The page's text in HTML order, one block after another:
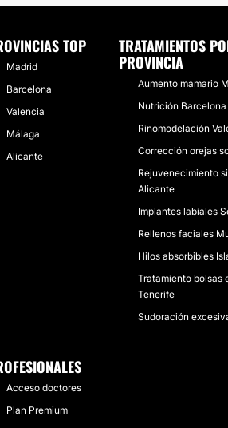
TOP
Madrid
Barcelona
Valencia
Málaga
Alicante
TRATAMIENTOS
PROVINCIA
Aumento mamario
Nutrición Barcelona
Rinomodelación
Corrección orejas
Rejuvenecimiento
Alicante
Implantes labiales
Rellenos faciales
Hilos absorbibles
Tratamiento bolsas
Tenerife
Sudoración
Acceso doctores
Plan Premium